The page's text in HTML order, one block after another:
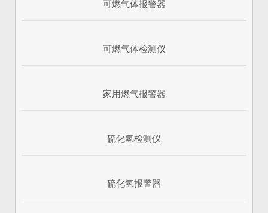
可燃气体报警器
可燃气体检测仪
家用燃气报警器
硫化氢检测仪
硫化氢报警器